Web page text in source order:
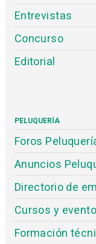
Entrevistas
Concurso
Editorial
PELUQUERÍA
Foros
Anuncios
Directorio de
Cursos y
Formación